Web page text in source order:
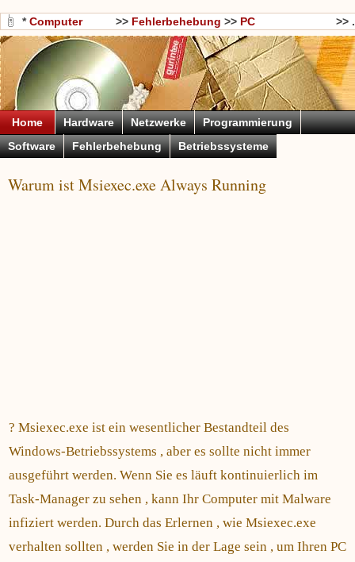
*Computer
Wissen
>> Fehlerbehebung >> PC
Fehlerbehebung
>> .
Home Hardware Netzwerke
Programmierung
Software
Fehlerbehebung Betriebssysteme
Warum ist Msiexec.exe Always Running
? Msiexec.exe ist ein wesentlicher Bestandteil des
Windows-Betriebssystems , aber es sollte nicht immer
ausgeführt werden. Wenn Sie es läuft kontinuierlich im
Task-Manager zu sehen , kann Ihr Computer mit Malware
infiziert werden. Durch das Erlernen , wie Msiexec.exe
verhalten sollten , werden Sie in der Lage sein , um Ihren PC